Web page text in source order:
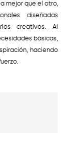
mejor que el otro,
diseñadas
creativos. Al
básicas,
haciendo